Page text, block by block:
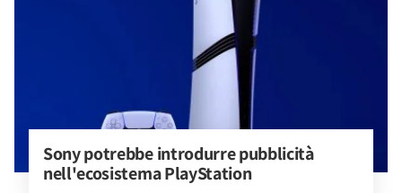
Sony potrebbe introdurre pubblicità
nell'ecosistema PlayStation